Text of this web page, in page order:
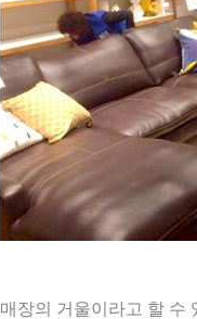
매장의 거울이라고 할 수